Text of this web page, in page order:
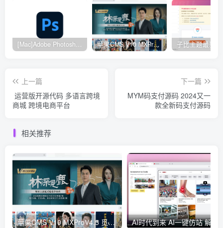
[Mac]Adobe Photoshop 2024 苹果CMS V10 MXProV4.5 觅知优化版
上一篇
运营版开源代码 多语言跨境
商城 跨境电商平台
下一篇
MYM码支付源码 2024又一
款全新码支付源码
相关推荐
苹果CMS V10 MXProV4.5 觅知优化版